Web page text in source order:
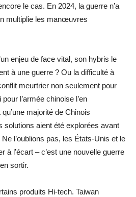
le cas. En 2024, la guerre n’a
multiplie les manœuvres
enjeu de face vital, son hybris le
à une guerre ? Ou la difficulté à
meurtrier non seulement pour
l’armée chinoise l’en
majorité de Chinois
solutions aient été explorées avant
Ne l’oublions pas, les États-Unis et le
à l’écart – c’est une nouvelle guerre
sortir.
produits Hi-tech. Taiwan